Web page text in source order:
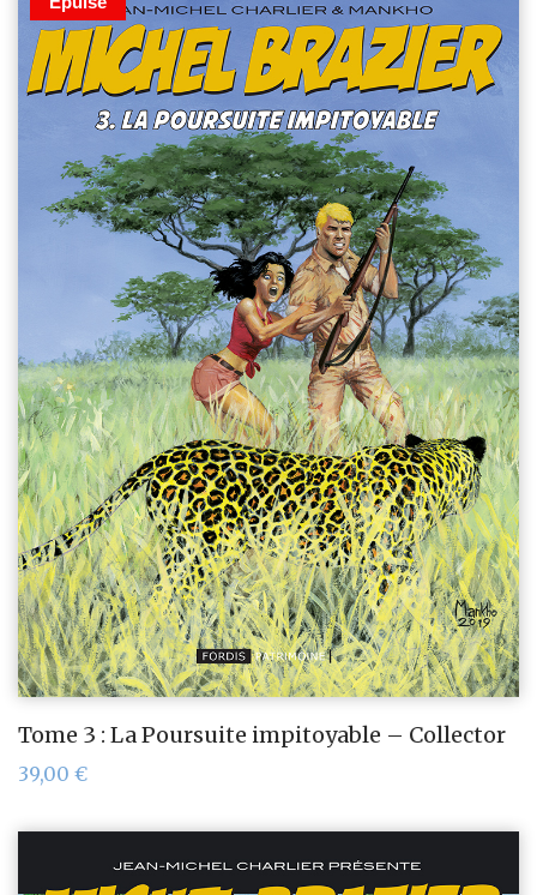
Tome 3 : La Poursuite impitoyable – Collector
39,00 €